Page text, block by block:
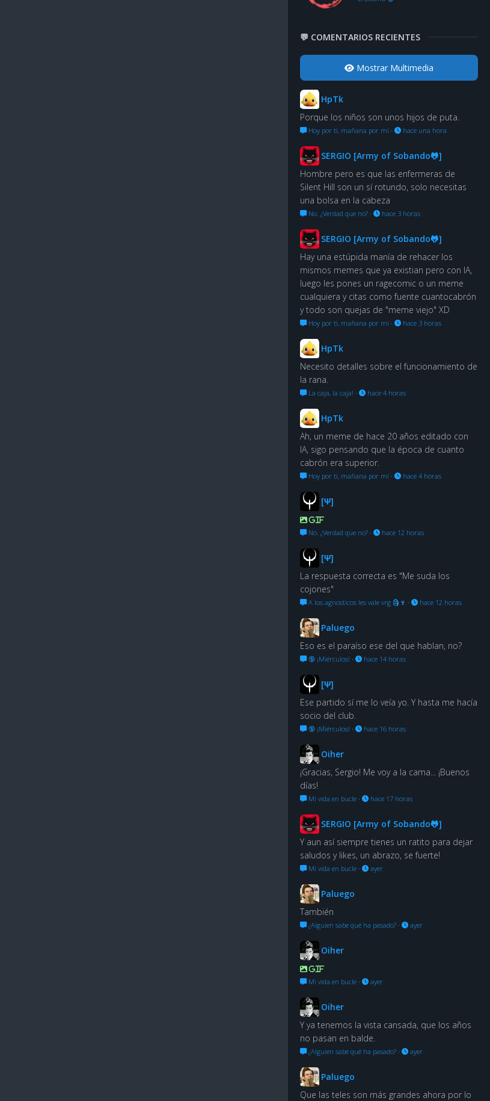
💬 COMENTARIOS RECIENTES
Mostrar Multimedia
HpTk
Porque los niños son unos hijos de puta.
Hoy por ti, mañana por mí · hace una hora
SERGIO [Army of Sobando🐸]
Hombre pero es que las enfermeras de
Silent Hill son un sí rotundo, solo necesitas
una bolsa en la cabeza
No. ¿Verdad que no? · hace 3 horas
SERGIO [Army of Sobando🐸]
Hay una estúpida manía de rehacer los
mismos memes que ya existian pero con IA,
luego les pones un ragecomic o un meme
cualquiera y citas como fuente cuantocabrón
y todo son quejas de "meme viejo" XD
Hoy por ti, mañana por mí · hace 3 horas
HpTk
Necesito detalles sobre el funcionamiento de
la rana.
La caja, la caja! · hace 4 horas
HpTk
Ah, un meme de hace 20 años editado con
IA, sigo pensando que la época de cuanto
cabrón era superior.
Hoy por ti, mañana por mí · hace 4 horas
[Ψ]
GIF
No. ¿Verdad que no? · hace 12 horas
[Ψ]
La respuesta correcta es "Me suda los
cojones"
A los agnosticos les vale vrg 🗿🍷 · hace 12 horas
Paluego
Eso es el paraíso ese del que hablan, no?
🔞 ¡Miérculos! · hace 14 horas
[Ψ]
Ese partido sí me lo veía yo. Y hasta me hacía
socio del club.
🔞 ¡Miérculos! · hace 16 horas
Oiher
¡Gracias, Sergio! Me voy a la cama... ¡Buenos
días!
Mi vida en bucle · hace 17 horas
SERGIO [Army of Sobando🐸]
Y aun así siempre tienes un ratito para dejar
saludos y likes, un abrazo, se fuerte!
Mi vida en bucle · ayer
Paluego
También
¿Alguien sabe qué ha pasado? · ayer
Oiher
GIF
Mi vida en bucle · ayer
Oiher
Y ya tenemos la vista cansada, que los años
no pasan en balde.
¿Alguien sabe qué ha pasado? · ayer
Paluego
Que las teles son más grandes ahora por lo